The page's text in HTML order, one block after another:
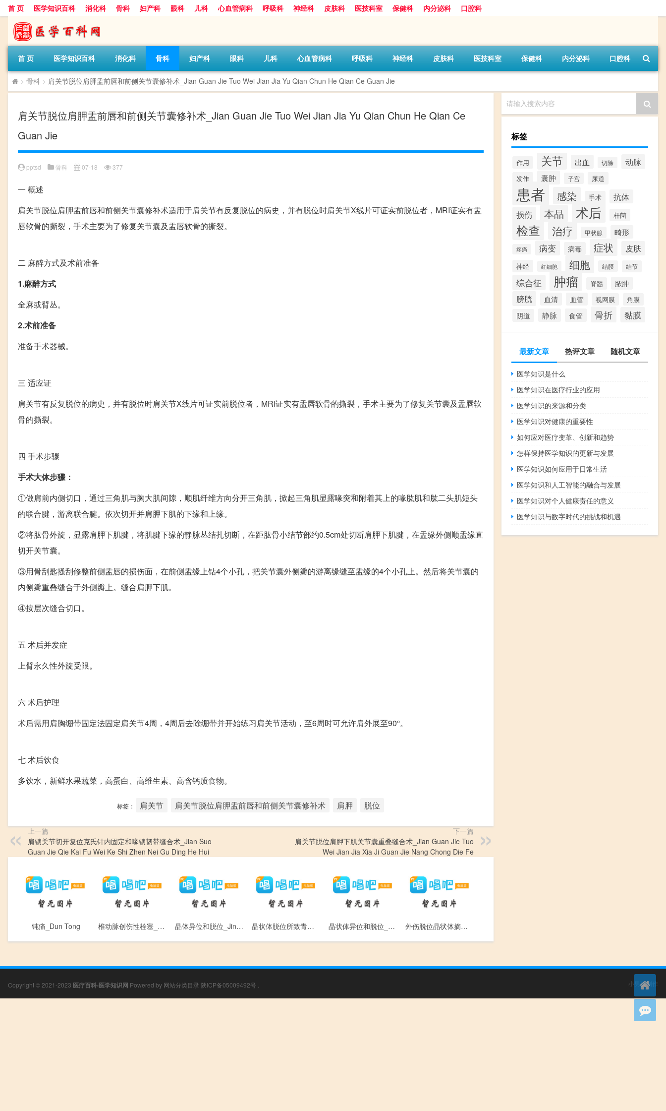
首 页 医学知识百科 消化科 骨科 妇产科 眼科 儿科 心血管病科 呼吸科 神经科 皮肤科 医技科室 保健科 内分泌科 口腔科
首 页 医学知识百科 消化科 骨科 妇产科 眼科 儿科 心血管病科 呼吸科 神经科 皮肤科 医技科室 保健科 内分泌科 口腔科
> 骨科 > 肩关节脱位肩胛盂前唇和前侧关节囊修补术_Jian Guan Jie Tuo Wei Jian Jia Yu Qian Chun He Qian Ce Guan Jie
肩关节脱位肩胛盂前唇和前侧关节囊修补术_Jian Guan Jie Tuo Wei Jian Jia Yu Qian Chun He Qian Ce
Guan Jie
pptsd 骨科 07-18 377
一 概述
肩关节脱位肩胛盂前唇和前侧关节囊修补术适用于肩关节有反复脱位的病史，并有脱位时肩关节X线片可证实前脱位者，MRI证实有盂
唇软骨的撕裂，手术主要为了修复关节囊及盂唇软骨的撕裂。
二 麻醉方式及术前准备
1.麻醉方式
全麻或臂丛。
2.术前准备
准备手术器械。
三 适应证
肩关节有反复脱位的病史，并有脱位时肩关节X线片可证实前脱位者，MRI证实有盂唇软骨的撕裂，手术主要为了修复关节囊及盂唇软
骨的撕裂。
四 手术步骤
手术大体步骤：
①做肩前内侧切口，通过三角肌与胸大肌间隙，顺肌纤维方向分开三角肌，掀起三角肌显露喙突和附着其上的喙肱肌和肱二头肌短头
的联合腱，游离联合腱。依次切开并肩胛下肌的下缘和上缘。
②将肱骨外旋，显露肩胛下肌腱，将肌腱下缘的静脉丛结扎切断，在距肱骨小结节部约0.5cm处切断肩胛下肌腱，在盂缘外侧顺盂缘直
切开关节囊。
③用骨刮匙搔刮修整前侧盂唇的损伤面，在前侧盂缘上钻4个小孔，把关节囊外侧瓣的游离缘缝至盂缘的4个小孔上。然后将关节囊的
内侧瓣重叠缝合于外侧瓣上。缝合肩胛下肌。
④按层次缝合切口。
五 术后并发症
上臂永久性外旋受限。
六术后护理
术后需用肩胸绷带固定法固定肩关节4周，4周后去除绷带并开始练习肩关节活动，至6周时可允许肩外展至90°。
七术后饮食
多饮水，新鲜水果蔬菜，高蛋白、高维生素、高含钙质食物。
标签： 肩关节 肩关节脱位肩胛盂前唇和前侧关节囊修补术 肩胛 脱位
上一篇
肩锁关节切开复位克氏针内固定和喙锁韧带缝合术_Jian Suo
Guan Jie Qie Kai Fu Wei Ke Shi Zhen Nei Gu Ding He Hui
下一篇
肩关节脱位肩胛下肌关节囊重叠缝合术_Jian Guan Jie Tuo
Wei Jian Jia Xia Ji Guan Jie Nang Chong Die Fe
钝痛_Dun Tong 椎动脉创伤性栓塞_Zhui Dong Mai Chuang Shang Xing Shuan Sai 晶体异位和脱位_Jing Ti Yi Wei He Tuo Wei 晶状体脱位所致青光眼_Jing Zhuang Ti Tuo Wei Suo Zhi Qing Guang Yan 晶状体异位和脱位_Jing Zhuang Ti Yi Wei He Tuo Wei 外伤脱位晶状体摘除术_Wai Shang Tuo Wei Jing Zhuang Ti Zhai Chu Shu
请输入搜索内容
标签
作用 关节 出血 切除 动脉
发作 囊肿 子宫 尿道
患者 感染 手术 抗体
损伤 本品 术后 杆菌
检查 治疗 甲状腺 畸形
疼痛 病变 病毒 症状 皮肤
神经 红细胞 细胞 结膜 结节
综合征 肿瘤 脊髓 脓肿
膀胱 血清 血管 视网膜 角膜
阴道 静脉 食管 骨折 黏膜
最新文章 热评文章 随机文章
医学知识是什么
医学知识在医疗行业的应用
医学知识的来源和分类
医学知识对健康的重要性
如何应对医疗变革、创新和趋势
怎样保持医学知识的更新与发展
医学知识如何应用于日常生活
医学知识和人工智能的融合与发展
医学知识对个人健康责任的意义
医学知识与数字时代的挑战和机遇
Copyright © 2021-2023 医疗百科-医学知识网 Powered by 网站分类目录 陕ICP备05009492号 小男孩制作